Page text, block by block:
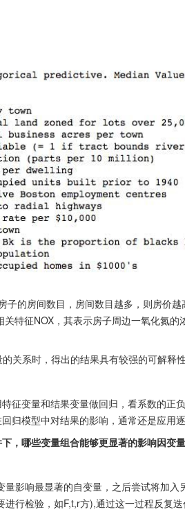
的房间数目，房间数目越多，则房价
特征NOX，其表示房子周边一氧化氮的
关系时，得出的结果具有较强的可解释性
征变量和结果变量做回归，看系数的正
归模型中对结果的影响，通常还是应用逐
，哪些变量组合能够更显著的影响因变
量影响最显著的自变量，之后尝试将加入
行检验，如F,t,r方),通过这一过程反复